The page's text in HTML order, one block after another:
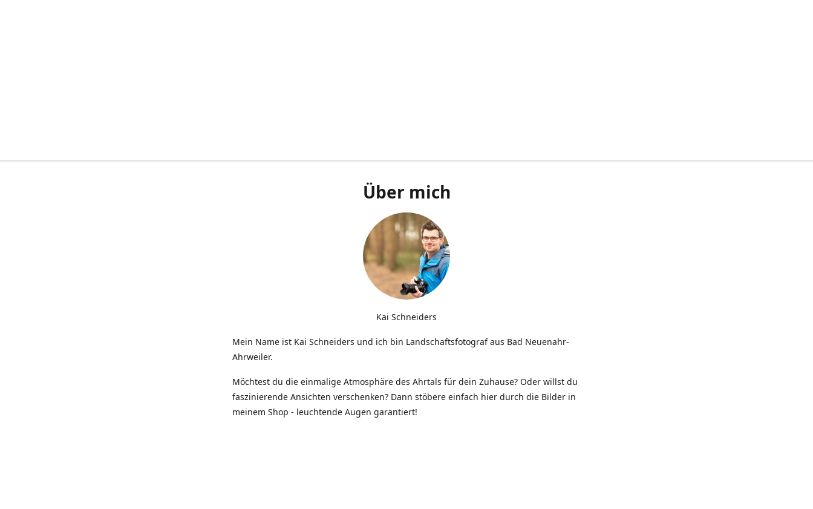
Über mich
Kai Schneiders
Mein Name ist Kai Schneiders und ich bin Landschaftsfotograf aus Bad Neuenahr-
Ahrweiler.
Möchtest du die einmalige Atmosphäre des Ahrtals für dein Zuhause? Oder willst du
faszinierende Ansichten verschenken? Dann stöbere einfach hier durch die Bilder in
meinem Shop - leuchtende Augen garantiert!